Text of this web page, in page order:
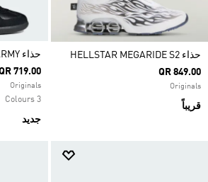
حذاء HELLSTAR MEGARIDE S2
QR 849.00
Originals
قريباً
حذاء ‏BW ARMY
719.00
Originals
3 Colours
جديد